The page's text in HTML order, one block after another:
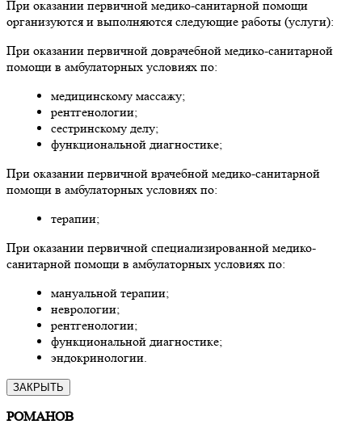
При оказании первичной медико-санитарной помощи
организуются и выполняются следующие работы (услуги):
При оказании первичной доврачебной медико-санитарной
помощи в амбулаторных условиях по:
медицинскому массажу;
рентгенологии;
сестринскому делу;
функциональной диагностике;
При оказании первичной врачебной медико-санитарной
помощи в амбулаторных условиях по:
терапии;
При оказании первичной специализированной медико-
санитарной помощи в амбулаторных условиях по:
мануальной терапии;
неврологии;
рентгенологии;
функциональной диагностике;
эндокринологии.
ЗАКРЫТЬ
РОМАНОВ